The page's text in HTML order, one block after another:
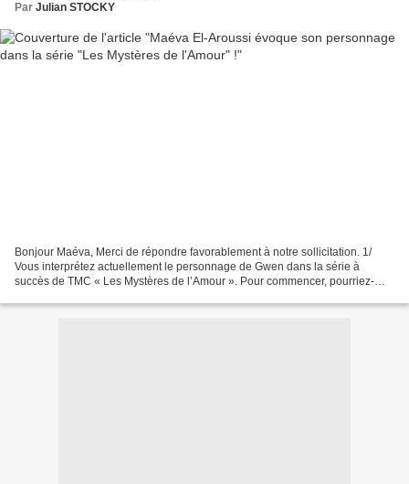
Par Julian STOCKY
Bonjour Maéva, Merci de répondre favorablement à notre sollicitation. 1/
Vous interprétez actuellement le personnage de Gwen dans la série à
succès de TMC « Les Mystères de l’Amour ». Pour commencer, pourriez-